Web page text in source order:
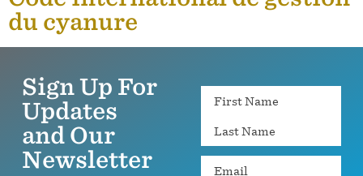
du cyanure
Sign Up For
Updates
and Our
Newsletter
Name
Email